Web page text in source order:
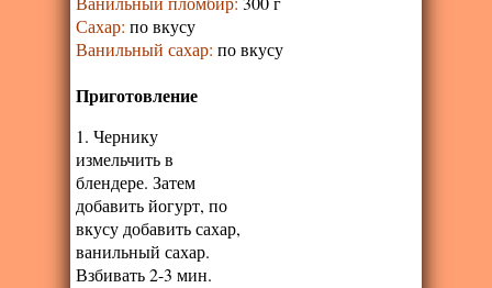
Сахар: по вкусу
Ванильный сахар: по вкусу
Приготовление
1. Чернику
измельчить в
блендере. Затем
добавить йогурт, по
вкусу добавить сахар,
ванильный сахар.
Взбивать 2-3 мин.